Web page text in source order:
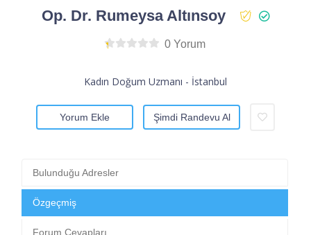
Op. Dr. Rumeysa Altınsoy
0 Yorum
Kadın Doğum Uzmanı - İstanbul
Yorum Ekle Şimdi Randevu Al
Bulunduğu Adresler
Özgeçmiş
Forum Cevapları